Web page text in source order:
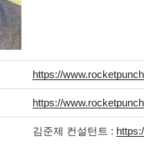
https://
https://
김준제 컨설턴트 :